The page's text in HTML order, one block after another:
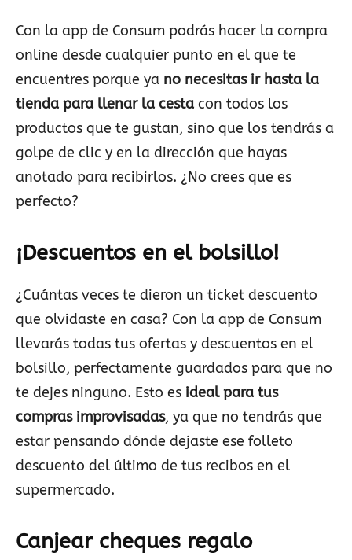
Con la app de Consum podrás hacer la compra
online desde cualquier punto en el que te
encuentres porque ya no necesitas ir hasta la
tienda para llenar la cesta con todos los
productos que te gustan, sino que los tendrás a
golpe de clic y en la dirección que hayas
anotado para recibirlos. ¿No crees que es
perfecto?
¡Descuentos en el bolsillo!
¿Cuántas veces te dieron un ticket descuento
que olvidaste en casa? Con la app de Consum
llevarás todas tus ofertas y descuentos en el
bolsillo, perfectamente guardados para que no
te dejes ninguno. Esto es ideal para tus
compras improvisadas, ya que no tendrás que
estar pensando dónde dejaste ese folleto
descuento del último de tus recibos en el
supermercado.
Canjear cheques regalo